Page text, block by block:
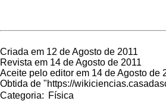
Criada em 12 de Agosto de 2011
Revista em 14 de Agosto de 2011
Aceite pelo editor em 14 de Agosto de
Obtida de "https://
Categoria: Física